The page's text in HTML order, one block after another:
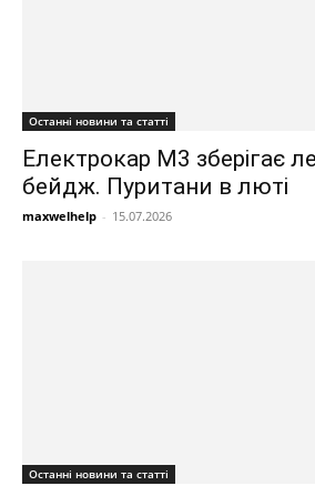
Останні новини та статті
Електрокар M3 зберігає
бейдж. Пуритани в люті
maxwelhelp - 15.07.2026
Останні новини та статті